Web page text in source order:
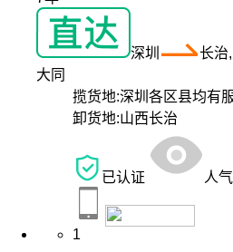
深圳
长治
大同
揽货地:深圳各区县均有
卸货地:山西长治
已认证 人
1